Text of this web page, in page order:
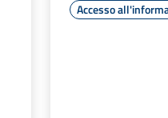
Accesso